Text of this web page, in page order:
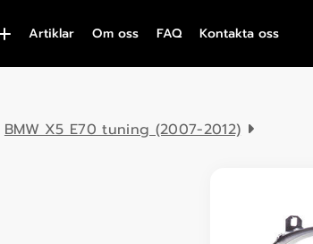
Artiklar Om oss FAQ Kontakta oss
BMW X5 E70 tuning (2007-2012)